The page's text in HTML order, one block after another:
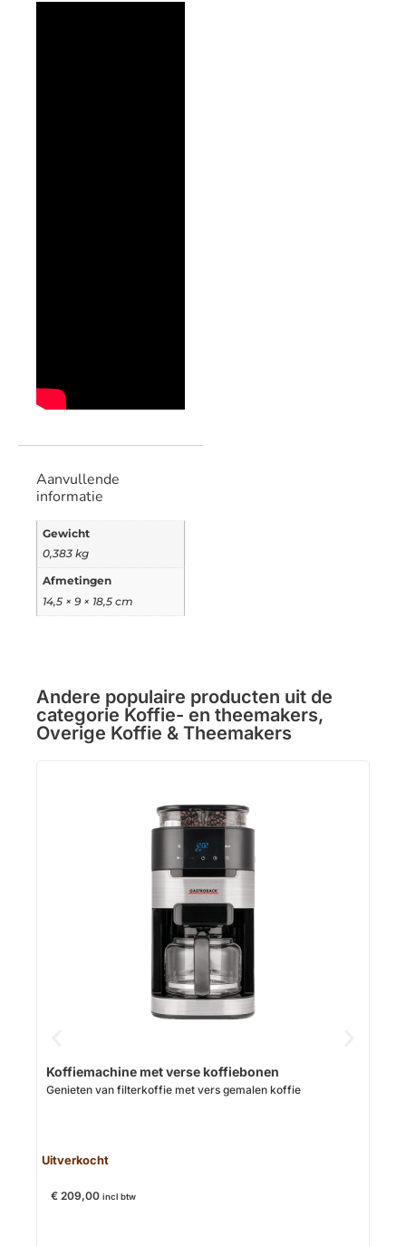
Aanvullende
informatie
Gewicht
0,383 kg
Afmetingen
14,5 × 9 × 18,5 cm
Andere populaire producten uit de
categorie Koffie- en theemakers,
Overige Koffie & Theemakers
Koffiemachine met verse koffiebonen
Genieten van filterkoffie met vers gemalen koffie
Uitverkocht
€ 209,00 incl btw